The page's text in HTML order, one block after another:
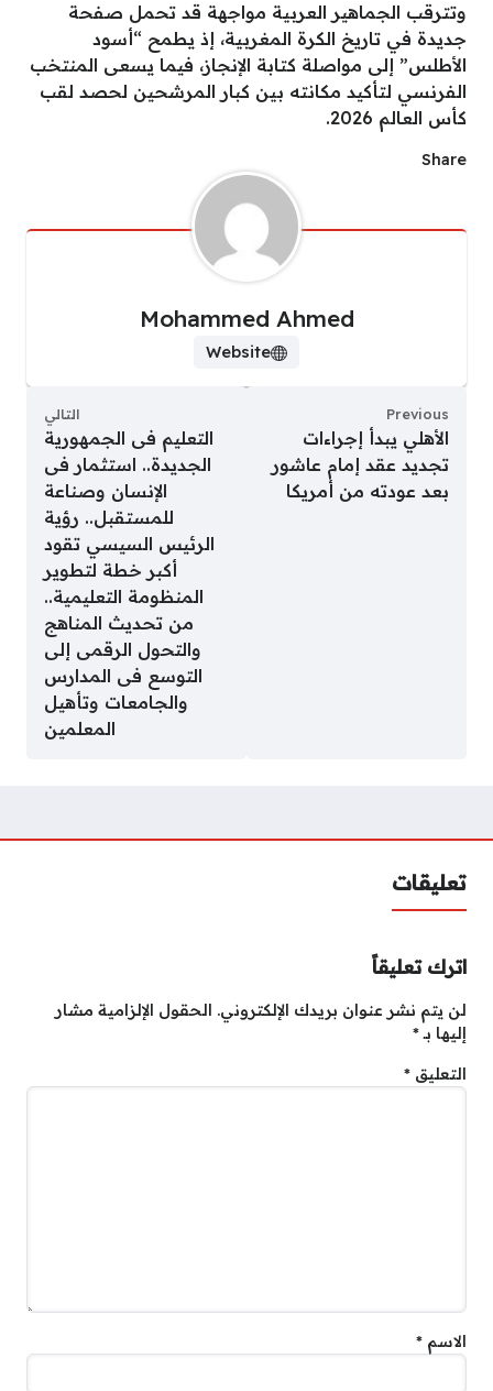
وتترقب الجماهير العربية مواجهة قد تحمل صفحة
جديدة في تاريخ الكرة المغربية، إذ يطمح “أسود
الأطلس” إلى مواصلة كتابة الإنجاز، فيما يسعى المنتخب
الفرنسي لتأكيد مكانته بين كبار المرشحين لحصد لقب
كأس العالم 2026.
Share
Mohammed Ahmed
Website
Previous
الأهلي يبدأ إجراءات
تجديد عقد إمام عاشور
بعد عودته من أمريكا
التالي
التعليم فى الجمهورية
الجديدة.. استثمار فى
الإنسان وصناعة
للمستقبل.. رؤية
الرئيس السيسي تقود
أكبر خطة لتطوير
المنظومة التعليمية..
من تحديث المناهج
والتحول الرقمى إلى
التوسع فى المدارس
والجامعات وتأهيل
المعلمين
تعليقات
اترك تعليقاً
لن يتم نشر عنوان بريدك الإلكتروني. الحقول الإلزامية مشار
إليها بـ*
التعليق *
الاسم *